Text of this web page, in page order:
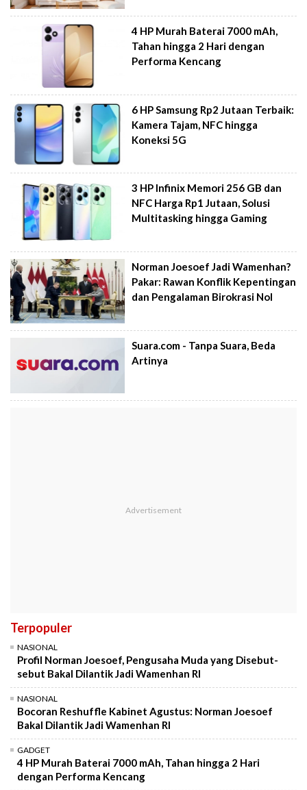
4 HP Murah Baterai 7000 mAh,
Tahan hingga 2 Hari dengan
Performa Kencang
6 HP Samsung Rp2 Jutaan Terbaik:
Kamera Tajam, NFC hingga
Koneksi 5G
3 HP Infinix Memori 256 GB dan
NFC Harga Rp1 Jutaan, Solusi
Multitasking hingga Gaming
Norman Joesoef Jadi Wamenhan?
Pakar: Rawan Konflik Kepentingan
dan Pengalaman Birokrasi Nol
Suara.com - Tanpa Suara, Beda
Artinya
Terpopuler
NASIONAL
Profil Norman Joesoef, Pengusaha Muda yang Disebut-
sebut Bakal Dilantik Jadi Wamenhan RI
NASIONAL
Bocoran Reshuffle Kabinet Agustus: Norman Joesoef
Bakal Dilantik Jadi Wamenhan RI
GADGET
4 HP Murah Baterai 7000 mAh, Tahan hingga 2 Hari
dengan Performa Kencang